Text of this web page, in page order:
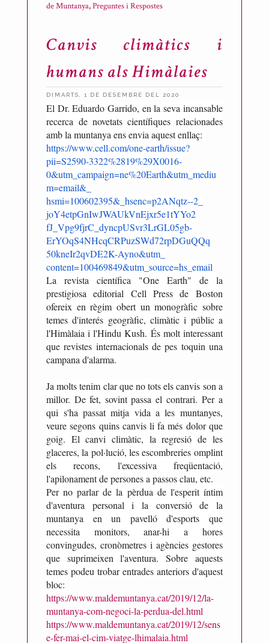
de Muntanya,Preguntes i Respostes
Canvis climàtics i
humans als Himàlaies
DIMARTS, 1 DE DESEMBRE DEL 2020
P
u
b
l
i
c
a
t
p
e
r
A
n
t
o
n
i
R
a
r
t
d
e
M
e
s
o
n
e
s
El Dr. Eduardo Garrido, en la seva incansable
recerca de novetats científiques relacionades
amb la muntanya ens envia aquest enllaç:
https://www.cell.com/one-earth/issue?
pii=S2590-3322%2819%29X0016-
0&utm_campaign=ne%20Earth&utm_mediu
m=email&_
hsmi=100602395&_hsenc=p2ANqtz--2_
joY4etpGnIwJWAUkVnEjxr5e1tYYo2
fJ_Vpg9fjrC_dyncpUSvr3LrGL05gb-
ErYOqS4NHcqCRPuzSWd72rpDGuQQq
50kneIr2qvDE2K-Ayno&utm_
content=100469849&utm_source=hs_email
La revista científica "One Earth" de la
prestigiosa editorial Cell Press de Boston
ofereix en règim obert un monogràfic sobre
temes d'interés geogràfic, climàtic i públic a
l'Himàlaia i l'Hindu Kush. És molt interessant
que revistes internacionals de pes toquin una
campana d'alarma.
Ja molts tenim clar que no tots els canvis son a
millor. De fet, sovint passa el contrari.Per a
qui s'ha passat mitja vida a les muntanyes,
veure segons quins canvis li fa més dolor que
goig. El canvi climàtic, la regresió de les
glaceres, la pol·lució, les escombreries omplint
els recons, l'excessiva freqüentació,
l'apilonament de persones a passos clau, etc.
Per no parlar de la pèrdua de l'esperit íntim
d'aventura personal i la conversió de la
muntanya en un pavelló d'esports que
necessita monitors, anar-hi a hores
convingudes, cronòmetres i agències gestores
que suprimeixen l'aventura. Sobre aquests
temes podeu trobar entrades anteriors d'aquest
bloc:
https://www.maldemuntanya.cat/2019/12/la-
muntanya-com-negoci-la-perdua-del.html
https://www.maldemuntanya.cat/2019/12/sens
e-fer-mai-el-cim-viatge-lhimalaia.html